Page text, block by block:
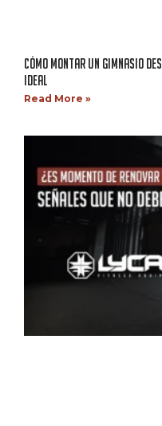
CÓMO MONTAR UN GIMNASIO
IDEAL
Read More »